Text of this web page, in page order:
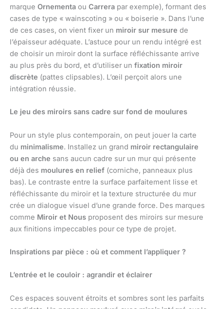
marque Ornementa ou Carrera par exemple), formant des
cases de type « wainscoting » ou « boiserie ». Dans l’une
de ces cases, on vient fixer un miroir sur mesure de
l’épaisseur adéquate. L’astuce pour un rendu intégré est
de choisir un miroir dont la surface réfléchissante arrive
au plus près du bord, et d’utiliser un fixation miroir
discrète (pattes clipsables). L’œil perçoit alors une
intégration réussie.
Le jeu des miroirs sans cadre sur fond de moulures
Pour un style plus contemporain, on peut jouer la carte
du minimalisme. Installez un grand miroir rectangulaire
ou en arche sans aucun cadre sur un mur qui présente
déjà des moulures en relief (corniche, panneaux plus
bas). Le contraste entre la surface parfaitement lisse et
réfléchissante du miroir et la texture structurée du mur
crée un dialogue visuel d’une grande force. Des marques
comme Miroir et Nous proposent des miroirs sur mesure
aux finitions impeccables pour ce type de projet.
Inspirations par pièce : où et comment l’appliquer ?
L’entrée et le couloir : agrandir et éclairer
Ces espaces souvent étroits et sombres sont les parfaits